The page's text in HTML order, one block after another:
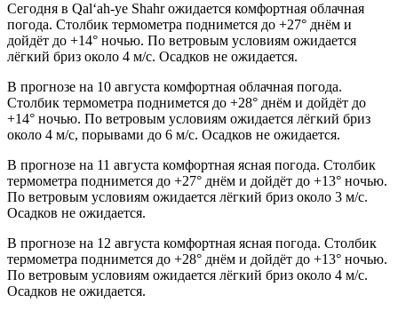
Сегодня в Qal‘ah-ye Shahr ожидается комфортная облачная
погода. Столбик термометра поднимется до +27° днём и
дойдёт до +14° ночью. По ветровым условиям ожидается
лёгкий бриз около 4 м/с. Осадков не ожидается.
В прогнозе на 10 августа комфортная облачная погода.
Столбик термометра поднимется до +28° днём и дойдёт до
+14° ночью. По ветровым условиям ожидается лёгкий бриз
около 4 м/с, порывами до 6 м/с. Осадков не ожидается.
В прогнозе на 11 августа комфортная ясная погода. Столбик
термометра поднимется до +27° днём и дойдёт до +13° ночью.
По ветровым условиям ожидается лёгкий бриз около 3 м/с.
Осадков не ожидается.
В прогнозе на 12 августа комфортная ясная погода. Столбик
термометра поднимется до +28° днём и дойдёт до +13° ночью.
По ветровым условиям ожидается лёгкий бриз около 4 м/с.
Осадков не ожидается.